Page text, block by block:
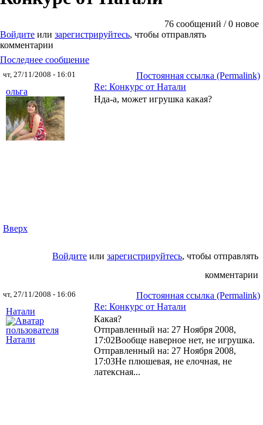
76 сообщений / 0 новое
Войдите или зарегистрируйтесь, чтобы отправлять
комментарии
Последнее сообщение
чт, 27/11/2008 - 16:01
Постоянная ссылка (Permalink)
ольга
Re: Конкурс от Натали
Нда-а, может игрушка какая?
Вверх
Войдите или зарегистрируйтесь, чтобы отправлять
комментарии
чт, 27/11/2008 - 16:06
Постоянная ссылка (Permalink)
Натали
Re: Конкурс от Натали
Какая?
Отправленный на: 27 Ноября 2008,
17:02Вообще наверное нет, не игрушка.
Отправленный на: 27 Ноября 2008,
17:03Не плюшевая, не елочная, не
латексная...